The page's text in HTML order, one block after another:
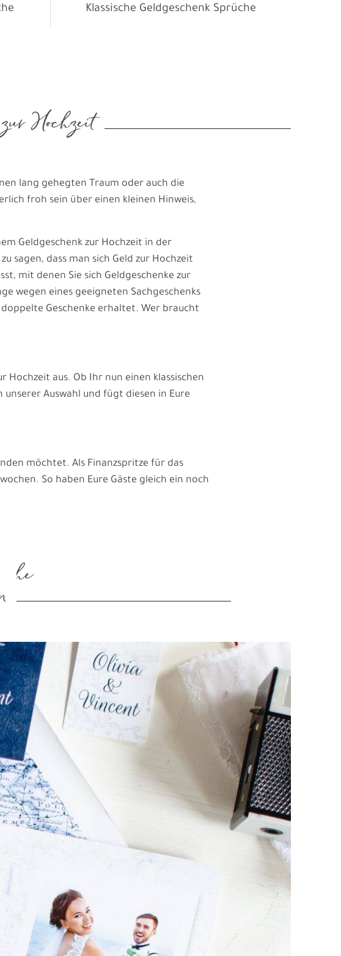
Klassische Geldgeschenk Sprüche
Hochzeit
lang gehegten Traum oder auch die
froh sein über einen kleinen Hinweis,
Geldgeschenk zur Hochzeit in der
sagen, dass man sich Geld zur Hochzeit
mit denen Sie sich Geldgeschenke zur
wegen eines geeigneten Sachgeschenks
Geschenke erhaltet. Wer braucht
Hochzeit aus. Ob Ihr nun einen klassischen
Auswahl und fügt diesen in Eure
möchtet. Als Finanzspritze für das
So haben Eure Gäste gleich ein noch